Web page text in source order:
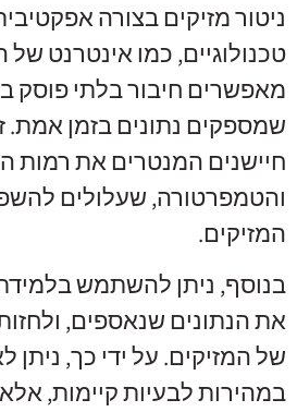
ניטור מזיקים בצורה
מאפשרים חיבור בלתי פוסק
שמספקים נתונים בזמן אמת.
חיישנים המנטרים את רמות
והטמפרטורה, שעלולים
המזיקים.
בנוסף, ניתן להשתמש
את הנתונים שנאספים,
של המזיקים. על ידי כך, ניתן
במהירות לבעיות קיימות,